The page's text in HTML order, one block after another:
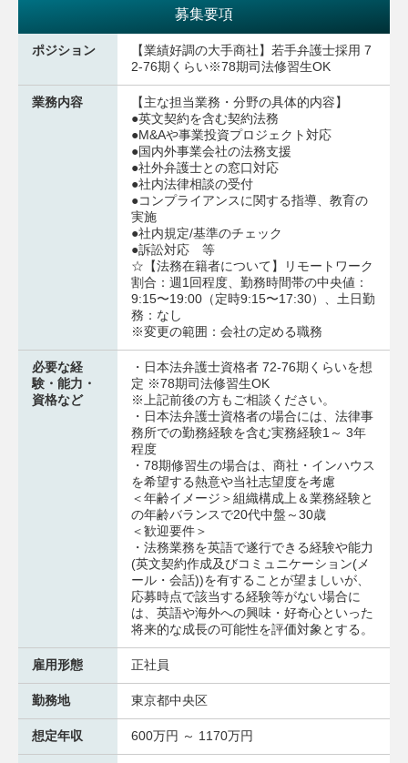
募集要項
ポジション
【業績好調の大手商社】若手弁護士採用 7
2-76期くらい※78期司法修習生OK
業務内容
【主な担当業務・分野の具体的内容】
●英文契約を含む契約法務
●M&Aや事業投資プロジェクト対応
●国内外事業会社の法務支援
●社外弁護士との窓口対応
●社内法律相談の受付
●コンプライアンスに関する指導、教育の
実施
●社内規定/基準のチェック
●訴訟対応 等
☆【法務在籍者について】リモートワーク
割合：週1回程度、勤務時間帯の中央値：
9:15〜19:00（定時9:15〜17:30）、土日勤
務：なし
※変更の範囲：会社の定める職務
必要な経
験・能力・
資格など
・日本法弁護士資格者 72‐76期くらいを想
定 ※78期司法修習生OK
※上記前後の方もご相談ください。
・日本法弁護士資格者の場合には、法律事
務所での勤務経験を含む実務経験1～ 3年
程度
・78期修習生の場合は、商社・インハウス
を希望する熱意や当社志望度を考慮
＜年齢イメージ＞組織構成上＆業務経験と
の年齢バランスで20代中盤～30歳
＜歓迎要件＞
・法務業務を英語で遂行できる経験や能力
(英文契約作成及びコミュニケーション(メ
ール・会話))を有することが望ましいが、
応募時点で該当する経験等がない場合に
は、英語や海外への興味・好奇心といった
将来的な成長の可能性を評価対象とする。
雇用形態 正社員
勤務地 東京都中央区
想定年収 600万円 ～ 1170万円